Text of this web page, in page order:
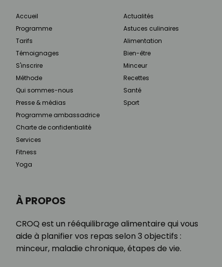
À PROPOS
CROQ est un rééquilibrage alimentaire qui vous
aide à planifier vos repas selon 3 objectifs :
minceur, maladie chronique, étapes de vie.
Accueil
Programme
Tarifs
Témoignages
S'inscrire
Méthode
Qui sommes-nous
Presse & médias
Programme ambassadrice
Charte de confidentialité
Services
Fitness
Yoga
Actualités
Astuces culinaires
Alimentation
Bien-être
Minceur
Recettes
Santé
Sport